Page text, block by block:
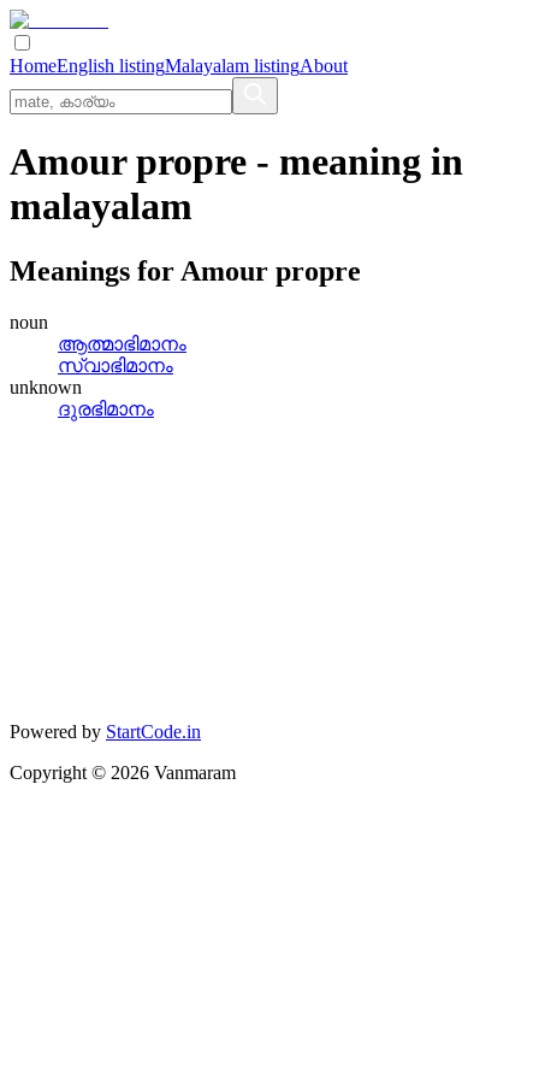
HomeEnglish listingMalayalam listingAbout
Amour propre - meaning in
malayalam
Meanings for Amour propre
noun
ആത്മാഭിമാനം
സ്വാഭിമാനം
unknown
ദുരഭിമാനം
Powered by StartCode.in
Copyright © 2026 Vanmaram